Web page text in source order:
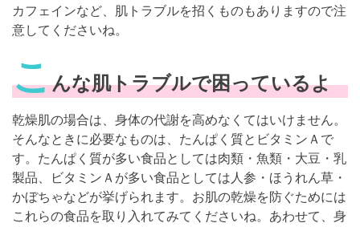
カフェインなど、肌トラブルを招くものもありますので注
意してくださいね。
こんな肌トラブルで困っているよ
乾燥肌の場合は、身体の代謝を高めなくてはいけません。
そんなときに必要なものは、たんぱく質とビタミンＡで
す。たんぱく質が多い食品としては肉類・魚類・大豆・乳
製品、ビタミンＡが多い食品としては人参・ほうれん草・
かぼちゃなどが挙げられます。お肌の乾燥を防ぐためには
これらの食品を取り入れてみてくださいね。あわせて、身